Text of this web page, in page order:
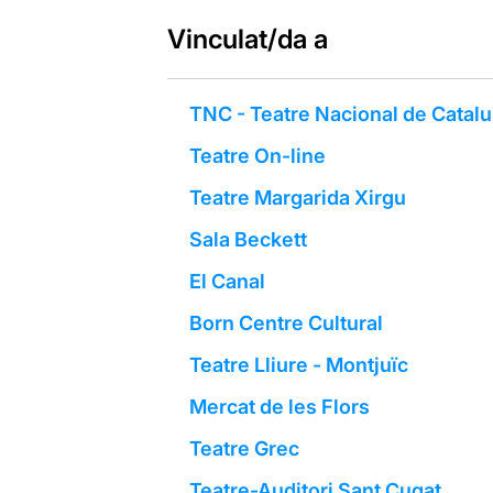
Vinculat/da a
TNC - Teatre Nacional de
Teatre On-line
Teatre Margarida Xirgu
Sala Beckett
El Canal
Born Centre Cultural
Teatre Lliure - Montjuïc
Mercat de les Flors
Teatre Grec